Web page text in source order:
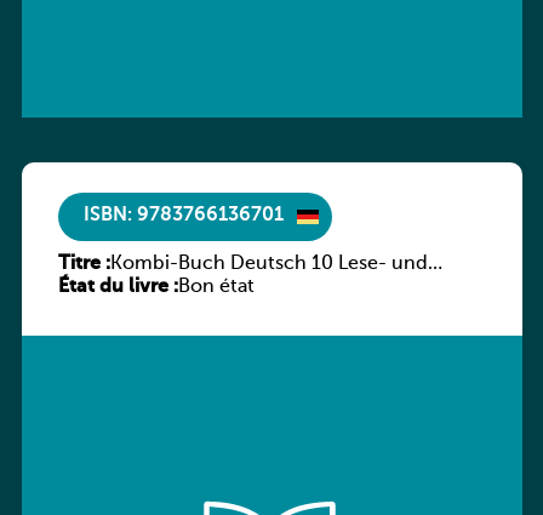
ISBN: 9783766136701
Titre :Kombi-Buch Deutsch 10 Lese- und
Sprachbuch
État du livre :Bon état